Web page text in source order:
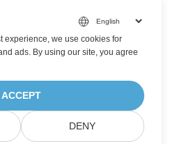
experience, we use cookies for
ads. By using our site, you agree
ACCEPT
DENY